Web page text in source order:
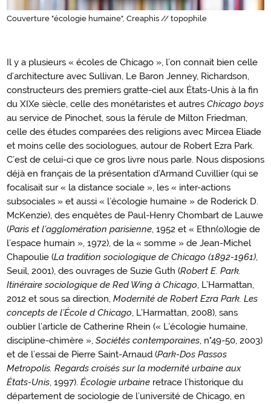
Couverture "écologie humaine", Creaphis // topophile
Introduction
Il y a plusieurs « écoles de Chicago », l’on connait bien celle
d’architecture avec Sullivan, Le Baron Jenney, Richardson,
constructeurs des premiers gratte-ciel aux États-Unis à la fin
du XIXe siècle, celle des monétaristes et autres Chicago boys
au service de Pinochet, sous la férule de Milton Friedman,
celle des études comparées des religions avec Mircea Eliade
et moins celle des sociologues, autour de Robert Ezra Park.
C’est de celui-ci que ce gros livre nous parle. Nous disposions
déjà en français de la présentation d’Armand Cuvillier (qui se
focalisait sur « la distance sociale », les « inter-actions
subsociales » et aussi « l’écologie humaine » de Roderick D.
McKenzie), des enquêtes de Paul-Henry Chombart de Lauwe
(Paris et l’agglomération parisienne, 1952 et « Ethn(o)logie de
l’espace humain », 1972), de la « somme » de Jean-Michel
Chapoulie (La tradition sociologique de Chicago (1892-1961),
Seuil, 2001), des ouvrages de Suzie Guth (Robert E. Park.
Itinéraire sociologique de Red Wing à Chicago, L’Harmattan,
2012 et sous sa direction, Modernité de Robert Ezra Park. Les
concepts de l’École d Chicago, L’Harmattan, 2008), sans
oublier l’article de Catherine Rhein (« L’écologie humaine,
discipline-chimère », Sociétés contemporaines, n°49-50, 2003)
et de l’essai de Pierre Saint-Arnaud (Park-Dos Passos
Metropolis. Regards croisés sur la modernité urbaine aux
États-Unis, 1997). Écologie urbaine retrace l’historique du
département de sociologie de l’université de Chicago, en